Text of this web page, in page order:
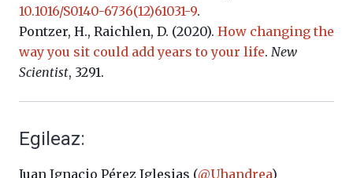
10.1016/S0140-6736(12)61031-9.
Pontzer, H., Raichlen, D. (2020). How changing the
way you sit could add years to your life. New
Scientist, 3291.
Egileaz:
Juan Ignacio Pérez Iglesias (@Uhandrea)